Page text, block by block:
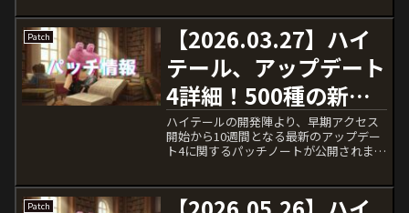
スの逆転」や「サーバー遅延（ラ
グ）」...
Patch
【2026.03.27】ハイ
テール、アップデート
4詳細！500種の新ブ
ロックと近接ボイスチ
ャット実装
【Hytale】
ハイテールの開発陣より、早期アクセス
開始から10週間となる最新のアップデー
ト4に関するパッチノートが公開されまし
響を与えるのかを解説します。アップデ
ート4の主要な変更点...
Patch